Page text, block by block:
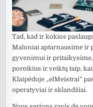
Tad, kad ir kokios
Maloniai aptarnausime ir
gyvenimui ir
poreikius ir veiktų taip,
Klaipėdoje „elMeistrai”
operatyviai ir sklandžiai.